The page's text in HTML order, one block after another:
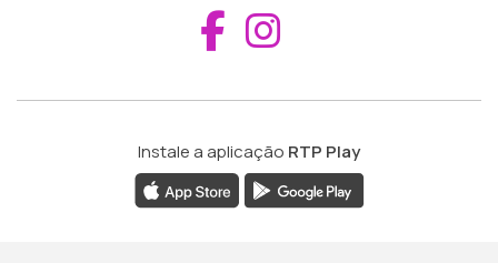
Aceder ao
Instale a aplicação RTP Play